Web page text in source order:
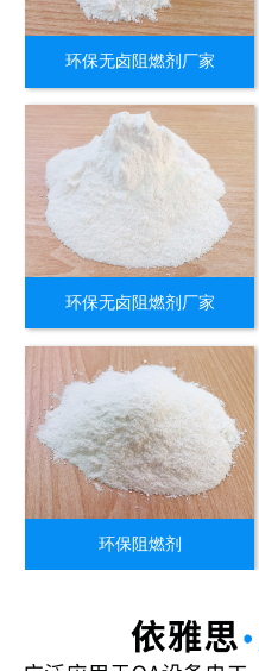
环保无卤阻燃剂厂家
环保无卤阻燃剂厂家
环保阻燃剂